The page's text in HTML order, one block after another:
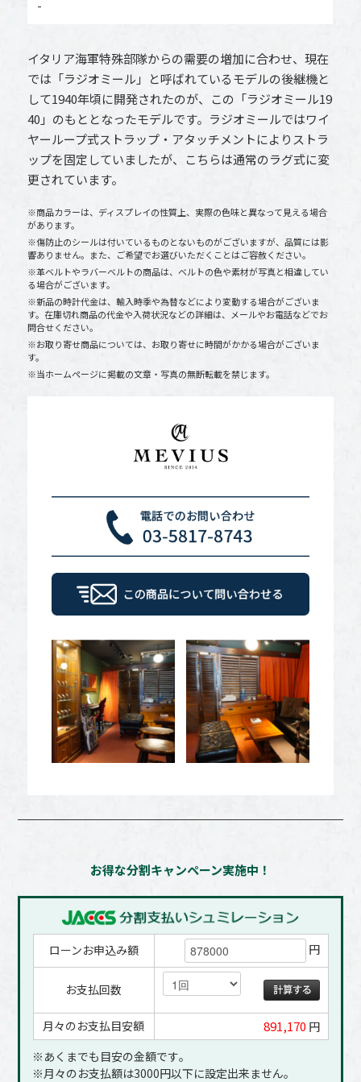
-
イタリア海軍特殊部隊からの需要の増加に合わせ、現在
では「ラジオミール」と呼ばれているモデルの後継機と
して1940年頃に開発されたのが、この「ラジオミール19
40」のもととなったモデルです。ラジオミールではワイ
ヤーループ式ストラップ・アタッチメントによりストラ
ップを固定していましたが、こちらは通常のラグ式に変
更されています。
※商品カラーは、ディスプレイの性質上、実際の色味と異なって見える場合
があります。
※傷防止のシールは付いているものとないものがございますが、品質には影
響ありません。また、ご希望でお選びいただくことはご容赦ください。
※革ベルトやラバーベルトの商品は、ベルトの色や素材が写真と相違してい
る場合がございます。
※新品の時計代金は、輸入時季や為替などにより変動する場合がございま
す。在庫切れ商品の代金や入荷状況などの詳細は、メールやお電話などでお
問合せください。
※お取り寄せ商品については、お取り寄せに時間がかかる場合がございま
す。
※当ホームページに掲載の文章・写真の無断転載を禁じます。
お得な分割キャンペーン実施中！
ローンお申込み額 円
お支払回数
月々のお支払目安額 891,170 円
※あくまでも目安の金額です｡
※月々のお支払額は3000円以下に設定出来ません｡